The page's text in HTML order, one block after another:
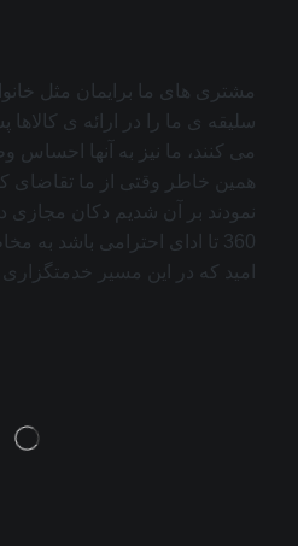
مشتری های ما برایمان مثل
سلیقه ی ما را در ارائه ی کالاها
می کنند، ما نیز به آنها احساس
همین خاطر وقتی از ما تقاضای
نمودند بر آن شدیم دکان مجازی
360 تا ادای احترامی باشد به
امید که در این مسیر